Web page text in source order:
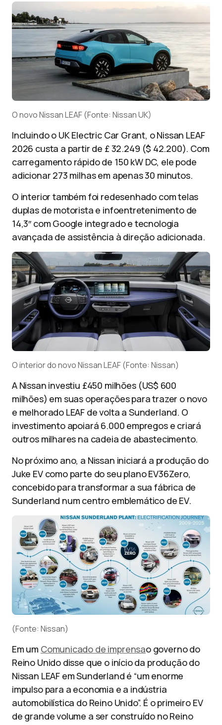
O novo Nissan LEAF (Fonte: Nissan UK)
Incluindo o UK Electric Car Grant, o Nissan LEAF
2026 custa a partir de £ 32.249 ($ 42.200). Com
carregamento rápido de 150 kW DC, ele pode
adicionar 273 milhas em apenas 30 minutos.
O interior também foi redesenhado com telas
duplas de motorista e infoentretenimento de
14,3″ com Google integrado e tecnologia
avançada de assistência à direção adicionada.
O interior do novo Nissan LEAF (Fonte: Nissan)
A Nissan investiu £450 milhões (US$ 600
milhões) em suas operações para trazer o novo
e melhorado LEAF de volta a Sunderland. O
investimento apoiará 6.000 empregos e criará
outros milhares na cadeia de abastecimento.
No próximo ano, a Nissan iniciará a produção do
Juke EV como parte do seu plano EV36Zero,
concebido para transformar a sua fábrica de
Sunderland num centro emblemático de EV.
(Fonte: Nissan)
Em um Comunicado de imprensao governo do
Reino Unido disse que o início da produção do
Nissan LEAF em Sunderland é “um enorme
impulso para a economia e a indústria
automobilística do Reino Unido”. É o primeiro EV
de grande volume a ser construído no Reino